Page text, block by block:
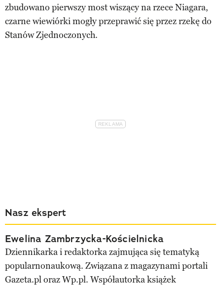
zbudowano pierwszy most wiszący na rzece Niagara,
czarne wiewiórki mogły przeprawić się przez rzekę do
Stanów Zjednoczonych.
Nasz ekspert
Ewelina Zambrzycka-Kościelnicka
Dziennikarka i redaktorka zajmująca się tematyką
popularnonaukową. Związana z magazynami portali
Gazeta.pl oraz Wp.pl. Współautorka książek